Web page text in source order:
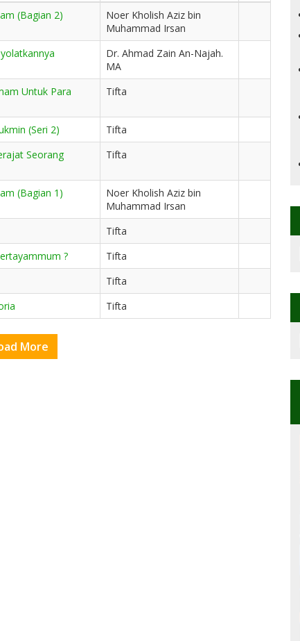
(Bagian 2)
Noer Kholish Aziz bin
Muhammad Irsan
Dr. Ahmad Zain An-Najah.
MA
Untuk Para
Tifta
(Seri 2)
Tifta
Seorang
Tifta
(Bagian 1)
Noer Kholish Aziz bin
Muhammad Irsan
Tifta
?
Tifta
Tifta
Tifta
More